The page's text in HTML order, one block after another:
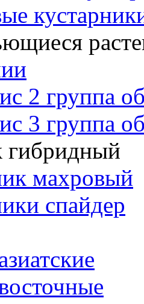
2 группа
3 группа
гибридный
махровый
спайдер